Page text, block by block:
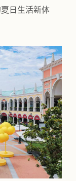
日生活新体